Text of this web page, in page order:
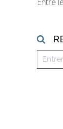
Entre